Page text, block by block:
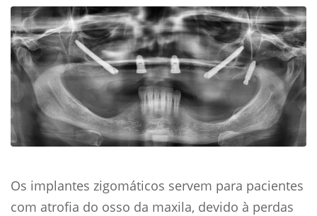
Os implantes zigomáticos servem para pacientes
com atrofia do osso da maxila, devido à perdas